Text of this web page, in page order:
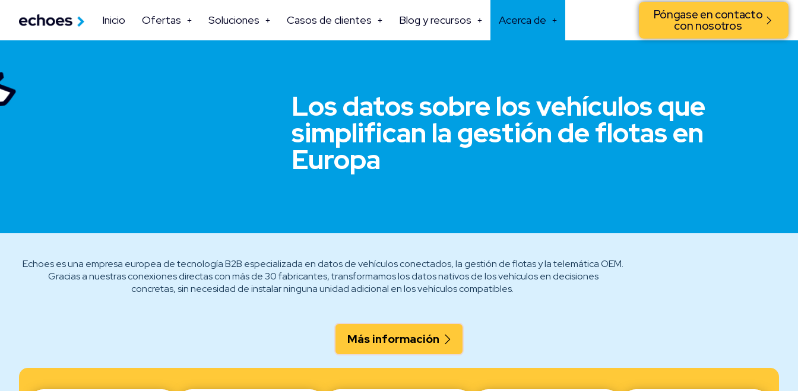
Inicio Ofertas Soluciones Casos de clientes Blog y recursos Acerca de Póngase en contacto
con nosotros
Los datos sobre los vehículos que
simplifican la gestión de flotas en
Europa
Echoeses una empresa europea de tecnología B2B especializada en datosdevehículos conectados, la gestión de flotas y la telemática OEM.
Gracias a nuestras conexiones directas con más de 30 fabricantes, transformamos los datos nativos de los vehículos en decisiones
concretas,sin necesidad de instalar ninguna unidad adicional en los vehículos compatibles.
Más información